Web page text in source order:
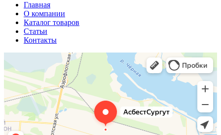
Главная
О компании
Каталог товаров
Статьи
Контакты